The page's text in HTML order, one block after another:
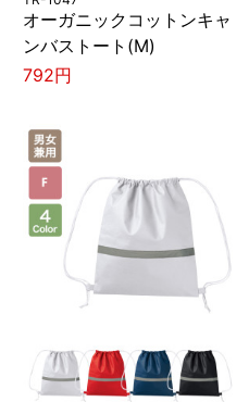
オーガニックコットンキャ
ンバストート(M)
792円